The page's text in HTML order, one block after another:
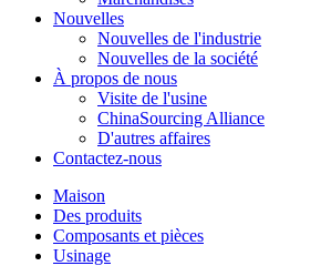
Nouvelles
Nouvelles de l'industrie
Nouvelles de la société
À propos de nous
Visite de l'usine
ChinaSourcing Alliance
D'autres affaires
Contactez-nous
Maison
Des produits
Composants et pièces
Usinage